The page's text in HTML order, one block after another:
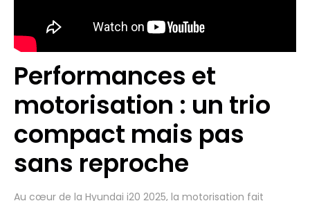
Performances et
motorisation : un trio
compact mais pas
sans reproche
Au cœur de la Hyundai i20 2025, la motorisation fait